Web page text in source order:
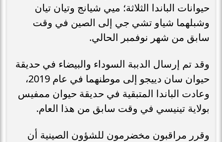
حيوانات الباندا الثلاثة؛ ميي شيانج وتيان تيان
وشبلهما شياو تشي جي إلى الصين في وقت
سابق من شهر نوفمبر الحالي.
وقد تم إرسال الدببة السوداء والبيضاء في حديقة
حيوان سان دييجو إلى موطنهما في عام 2019،
وعادت الباندا المتبقية في حديقة حيوان ممفيس
بولاية تينيسي في وقت سابق من هذا العام.
وقرر مراقبون مخضرمون للشؤون الصينية أن